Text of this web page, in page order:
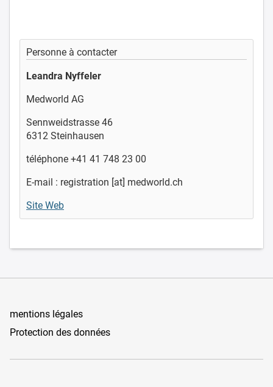
Personne à contacter
Leandra Nyffeler
Medworld AG
Sennweidstrasse 46
6312 Steinhausen
téléphone +41 41 748 23 00
E-mail : registration [at] medworld.ch
Site Web
mentions légales
Protection des données